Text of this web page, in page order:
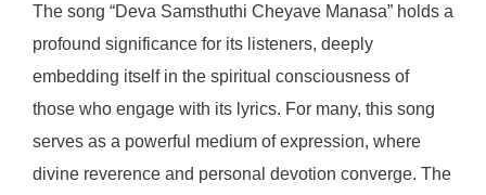
The song “Deva Samsthuthi Cheyave Manasa” holds a
profound significance for its listeners, deeply
embedding itself in the spiritual consciousness of
those who engage with its lyrics. For many, this song
serves as a powerful medium of expression, where
divine reverence and personal devotion converge. The